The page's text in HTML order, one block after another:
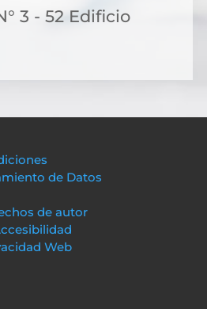
3 - 52 Edificio
de Datos
de autor
Web